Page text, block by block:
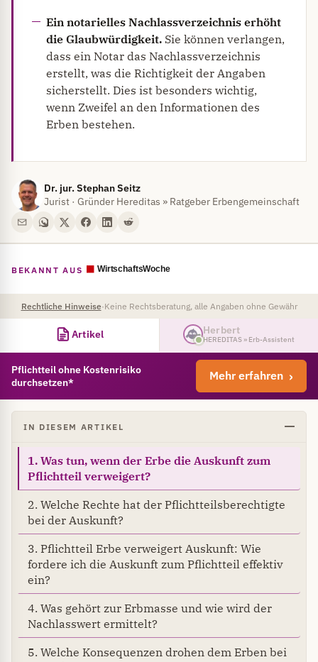
Ein notarielles Nachlassverzeichnis erhöht
die Glaubwürdigkeit. Sie können verlangen,
dass ein Notar das Nachlassverzeichnis
erstellt, was die Richtigkeit der Angaben
sicherstellt. Dies ist besonders wichtig,
wenn Zweifel an den Informationen des
Erben bestehen.
Dr. jur. Stephan Seitz
Jurist · Gründer Hereditas » Ratgeber Erbengemeinschaft
BEKANNT AUS
Rechtliche Hinweise·Keine Rechtsberatung, alle Angaben ohne Gewähr
Artikel Herbert
HEREDITAS » Erb-Assistent
Pflichtteil ohne Kostenrisiko
durchsetzen*
Mehr erfahren
IN DIESEM ARTIKEL
1. Was tun, wenn der Erbe die Auskunft zum
Pflichtteil verweigert?
2. Welche Rechte hat der Pflichtteilsberechtigte
bei der Auskunft?
3. Pflichtteil Erbe verweigert Auskunft: Wie
fordere ich die Auskunft zum Pflichtteil effektiv
ein?
4. Was gehört zur Erbmasse und wie wird der
Nachlasswert ermittelt?
5. Welche Konsequenzen drohen dem Erben bei